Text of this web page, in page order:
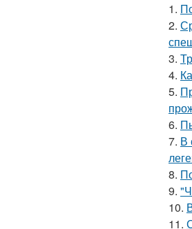
1.
2.
3.
4.
5.
6.
7. В
8.
9.
10.
11.